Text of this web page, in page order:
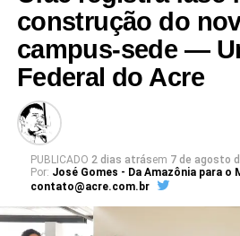
Leia Mais: UFAC
construção do
campus-sede —
Federal do Acre
PUBLICADO 2 dias atrásem 7 de agosto
Por: José Gomes - Da Amazônia para o
contato@acre.com.br